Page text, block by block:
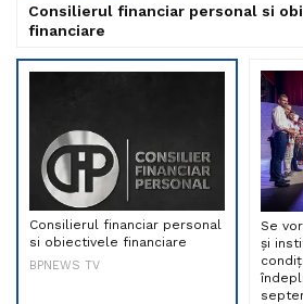
Consilierul financiar personal si
financiare
Consilierul financiar personal
si obiectivele financiare
BPNEWS TV
Se
și